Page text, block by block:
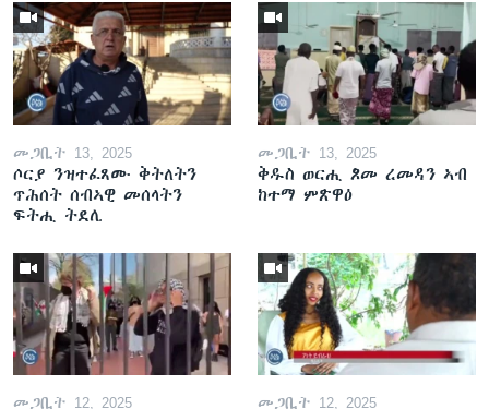
መጋቢት 13, 2025
ሶርያ ንዝተፈጸሙ ቅትለትን
ጥሕሰት ሰብኣዊ መሰላትን
ፍትሒ ትደሊ
መጋቢት 13, 2025
ቅዱስ ወርሒ ጾመ ረመዳን ኣብ
ከተማ ምጽዋዕ
መጋቢት 12, 2025 መጋቢት 12, 2025